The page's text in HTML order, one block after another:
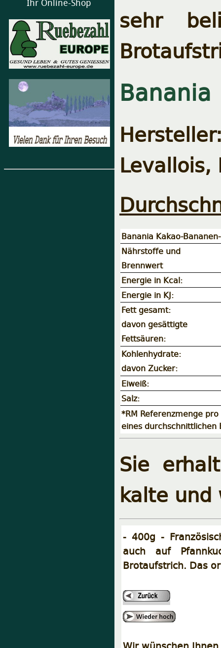
Ihr Online-Shop
sehr
Banania
Levallois,
Banania Kakao-
Nährstoffe und
Brennwert
Energie in Kcal:
Energie in KJ:
Fett gesamt:
davon gesättigte
Fettsäuren:
Kohlenhydrate:
davon Zucker:
Eiweiß:
Salz:
*RM Referenzmenge
eines durchschnittlichen
Sie
kalte und
- 400g -
auch auf
Brotaufstrich. Das